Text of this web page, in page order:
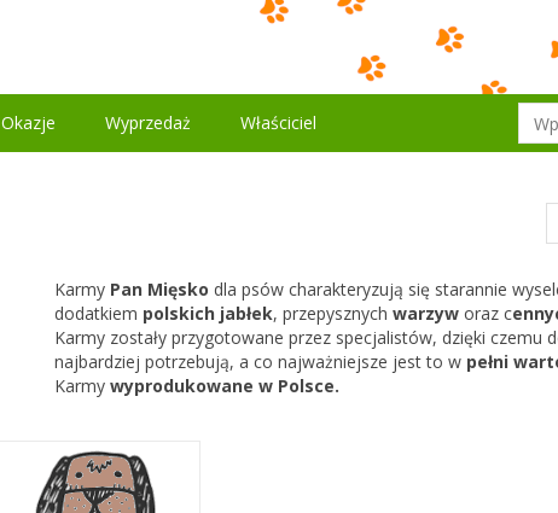
Okazje Wyprzedaż Właściciel
Karmy Pan Mięsko dla psów charakteryzują się starannie
dodatkiem polskich jabłek, przepysznychwarzyw oraz c
Karmy zostały przygotowane przez specjalistów, dzięki czemu
najbardziej potrzebują, a co najważniejsze jest to w pełni
Karmywyprodukowane w Polsce.